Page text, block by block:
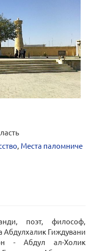
Места паломниче
поэт, философ,
Абдулхалик Гиждувани
- Абдул ал-Холик